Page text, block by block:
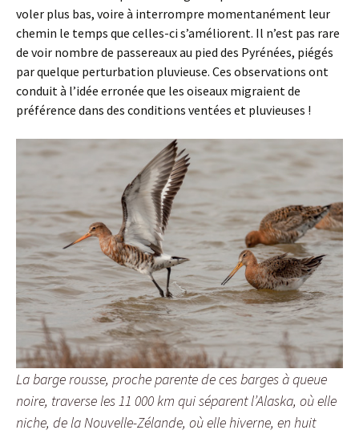
voler plus bas, voire à interrompre momentanément leur
chemin le temps que celles-ci s’améliorent. Il n’est pas rare
de voir nombre de passereaux au pied des Pyrénées, piégés
par quelque perturbation pluvieuse. Ces observations ont
conduit à l’idée erronée que les oiseaux migraient de
préférence dans des conditions ventées et pluvieuses !
La barge rousse, proche parente de ces barges à queue
noire, traverse les 11 000 km qui séparent l’Alaska, où elle
niche, de la Nouvelle-Zélande, où elle hiverne, en huit